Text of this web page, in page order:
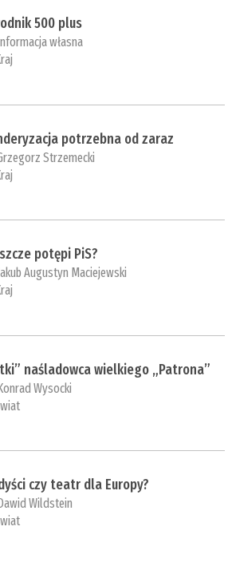
500 plus
Informacja własna
potrzebna od zaraz
Strzemecki
potępi PiS?
Augustyn Maciejewski
naśladowca wielkiego „Patrona”
Wysocki
czy teatr dla Europy?
Wildstein